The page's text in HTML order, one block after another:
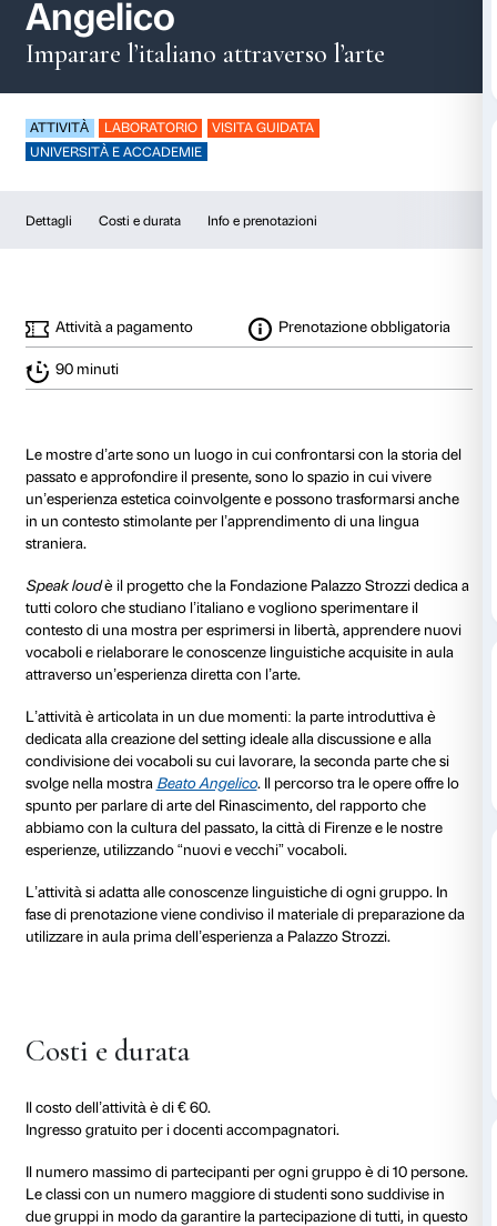
Speak loud – Beato
Imparare l’italiano attraverso
ATTIVITÀ LABORATORIO VISITA GUIDATA
UNIVERSITÀ E ACCADEMIE
Dettagli Costi e durata Info e prenotazioni
Attività a pagamento Prenotazione
90 minuti
Le mostre d’arte sono un luogo in cui confrontarsi
passato e approfondire il presente, sono lo spazio in
un’esperienza estetica coinvolgente e possono
in un contesto stimolante per l’apprendimento di
straniera.
Speak loudè il progetto che la Fondazione Palazzo
vocaboli e rielaborare le conoscenze linguistiche
attraverso un’esperienza diretta con l’arte.
L’attività è articolata in un due momenti: la parte
condivisione dei vocaboli su cui lavorare, la
svolge nella mostraBeato Angelico. Il percorso tra